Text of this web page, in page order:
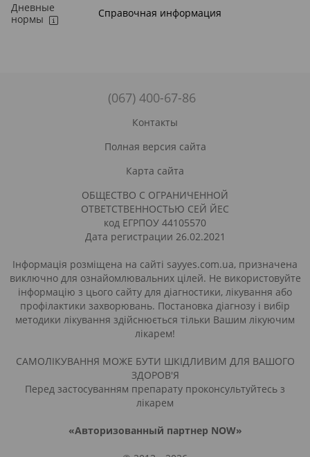
Дневные
нормы
Справочная информация
(067) 400-67-86
Контакты
Полная версия сайта
Карта сайта
ОБЩЕСТВО С ОГРАНИЧЕННОЙ
ОТВЕТСТВЕННОСТЬЮ СЕЙ ЙЕС
код ЕГРПОУ 44105570
Дата регистрации 26.02.2021
Інформація розміщена на сайті sayyes.com.ua, призначена
виключно для ознайомлювальних цілей. Не використовуйте
інформацію з цього сайту для діагностики, лікування або
профілактики захворювань. Постановка діагнозу і вибір
методики лікування здійснюється тільки Вашим лікуючим
лікарем!
САМОЛІКУВАННЯ МОЖЕ БУТИ ШКІДЛИВИМ ДЛЯ ВАШОГО
ЗДОРОВ'Я
Перед застосуванням препарату проконсультуйтесь з
лікарем
«Авторизованный партнер NOW»